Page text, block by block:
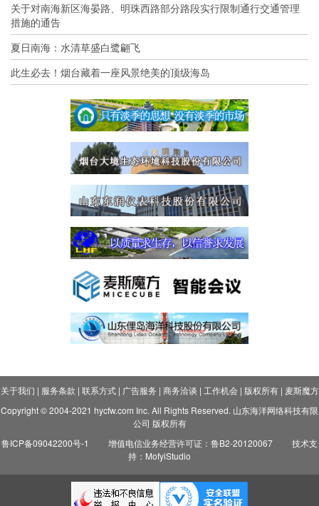
关于对南海新区海晏路、明珠西路部分路段实行限制通行交通管理
措施的通告
夏日南海：水清草盛白鹭翩飞
此生必去！烟台藏着一座风景绝美的顶级海岛
关于我们 | 服务条款 | 联系方式| 广告服务 | 商务洽谈 | 工作机会| 版权所有| 麦斯魔方
Copyright © 2004-2021 hycfw.com Inc. All Rights Reserved. 山东海洋网络科技有限
公司 版权所有
鲁ICP备09042200号-1
增值电信业务经营许可证：鲁B2-20120067
技术支
持：MofyiStudio